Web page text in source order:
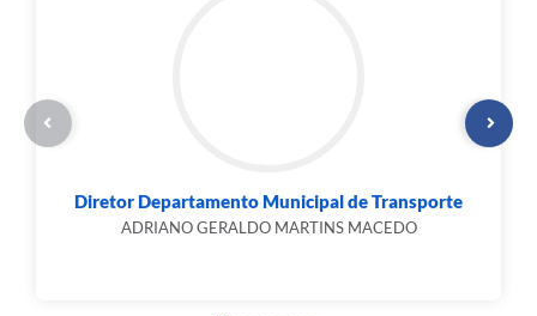
Diretor Departamento Municipal de Transporte
ADRIANO GERALDO MARTINS MACEDO